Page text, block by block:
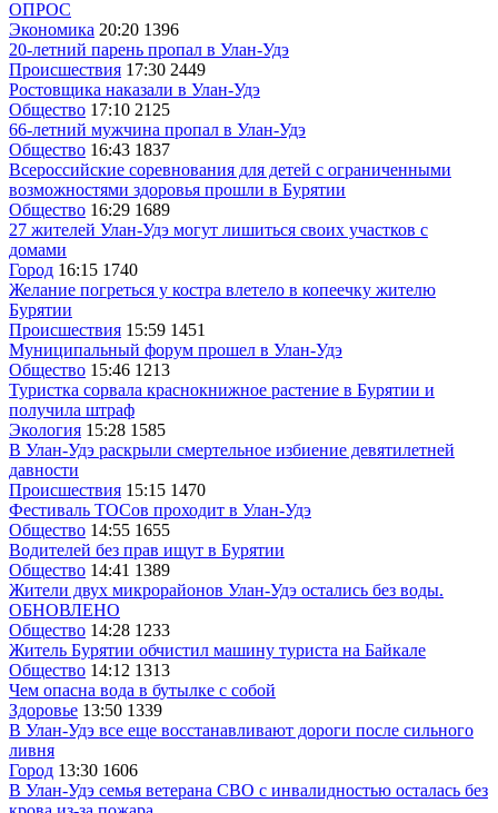
ОПРОС
Экономика 20:20 1396
20-летний парень пропал в Улан-Удэ
Происшествия 17:30 2449
Ростовщика наказали в Улан-Удэ
Общество 17:10 2125
66-летний мужчина пропал в Улан-Удэ
Общество 16:43 1837
Всероссийские соревнования для детей с ограниченными
возможностями здоровья прошли в Бурятии
Общество 16:29 1689
27 жителей Улан-Удэ могут лишиться своих участков с
домами
Город 16:15 1740
Желание погреться у костра влетело в копеечку жителю
Бурятии
Происшествия 15:59 1451
Муниципальный форум прошел в Улан-Удэ
Общество 15:46 1213
Туристка сорвала краснокнижное растение в Бурятии и
получила штраф
Экология 15:28 1585
В Улан-Удэ раскрыли смертельное избиение девятилетней
давности
Происшествия 15:15 1470
Фестиваль ТОСов проходит в Улан-Удэ
Общество 14:55 1655
Водителей без прав ищут в Бурятии
Общество 14:41 1389
Жители двух микрорайонов Улан-Удэ остались без воды.
ОБНОВЛЕНО
Общество 14:28 1233
Житель Бурятии обчистил машину туриста на Байкале
Общество 14:12 1313
Чем опасна вода в бутылке с собой
Здоровье 13:50 1339
В Улан-Удэ все еще восстанавливают дороги после сильного
ливня
Город 13:30 1606
В Улан-Удэ семья ветерана СВО с инвалидностью осталась без